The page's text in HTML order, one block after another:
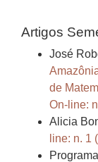
Artigos
José
de
On-line:
Alicia
line: n. 1